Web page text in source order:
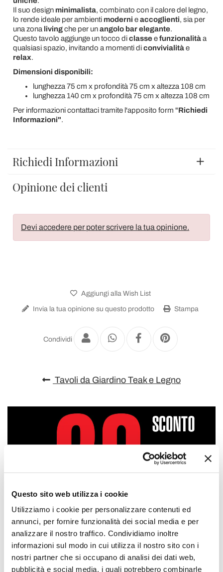
Questo sito web utilizza i cookie
Utilizziamo i cookie per personalizzare contenuti ed
annunci, per fornire funzionalità dei social media e per
analizzare il nostro traffico. Condividiamo inoltre
informazioni sul modo in cui utilizza il nostro sito con i
nostri partner che si occupano di analisi dei dati web,
pubblicità e social media, i quali potrebbero combinarle
Il suo design minimalista, combinato con il calore del legno,
lo rende ideale per ambienti moderni eaccoglienti, sia per
una zona livingche per unangolo bar elegante.
Questo tavolo aggiunge un tocco diclasseefunzionalitàa
qualsiasi spazio, invitando a momenti diconvivialitàe
relax.
Dimensioni disponibili:
lunghezza 75 cm x profondità 75 cm x altezza 108 cm
lunghezza 140 cm x profondità 75 cm x altezza 108 cm
Per informazioni contattaci tramite l'apposito form "Richiedi
Informazioni".
Richiedi Informazioni
Opinione dei clienti
Devi accedere per poter scrivere la tua opinione.
Aggiungi alla Wish List
Invia la tua opinione su questo prodotto Stampa
Condividi
Tavoli da Giardino Teak e Legno